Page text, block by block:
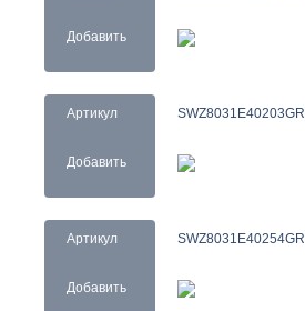
Добавить
Артикул
Добавить
SWZ8031E40203GR
Артикул
Добавить
SWZ8031E40254GR